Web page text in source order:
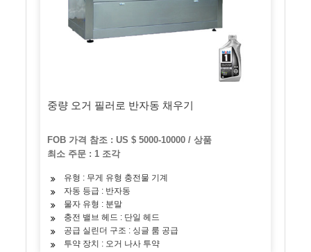
중량 오거 필러로 반자동 채우기
FOB 가격 참조 : US $ 5000-10000 / 상품
최소 주문 : 1 조각
유형 : 무게 유형 충전물 기계
자동 등급 : 반자동
물자 유형 : 분말
충전 밸브 헤드 : 단일 헤드
공급 실린더 구조 : 싱글 룸 공급
투약 장치 : 오거 나사 투약